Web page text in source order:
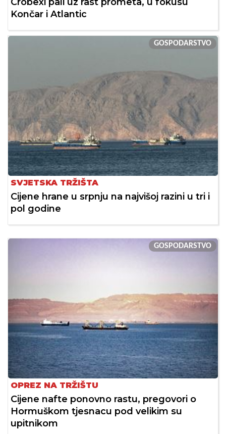
Končar i Atlantic
GOSPODARSTVO
SVJETSKA TRŽIŠTA
Cijene hrane u srpnju na najvišoj razini u tri i
pol godine
GOSPODARSTVO
OPREZ NA TRŽIŠTU
Cijene nafte ponovno rastu, pregovori o
Hormuškom tjesnacu pod velikim su
upitnikom